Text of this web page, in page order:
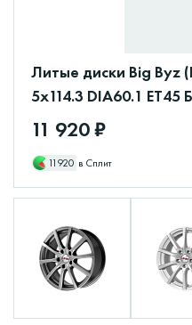
Литые диски Big Byz
5x114.3 DIA60.1 ET45
11 920 ₽
11920 в Сплит